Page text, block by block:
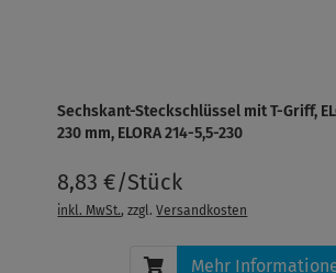
Sechskant-Steckschlüssel mit T-Griff,
230 mm, ELORA 214-5,5-230
8,83 €/Stück
inkl. MwSt., zzgl.Versandkosten
Mehr